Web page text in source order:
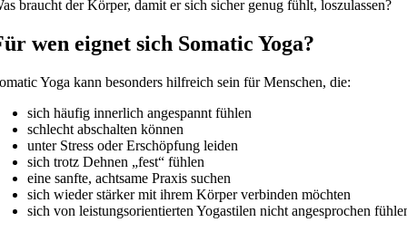
braucht der Körper, damit er sich sicher genug fühlt, loszulassen?
wen eignet sich Somatic Yoga?
Yoga kann besonders hilfreich sein für Menschen, die:
sich häufig innerlich angespannt fühlen
schlecht abschalten können
unter Stress oder Erschöpfung leiden
sich trotz Dehnen „fest“ fühlen
eine sanfte, achtsame Praxis suchen
sich wieder stärker mit ihrem Körper verbinden möchten
sich von leistungsorientierten Yogastilen nicht angesprochen